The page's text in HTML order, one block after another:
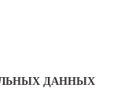
ДАННЫХ